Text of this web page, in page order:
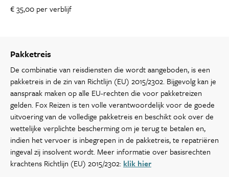
€ 35,00 per verblijf
Pakketreis
De combinatie van reisdiensten die wordt aangeboden, is een
pakketreis in de zin van Richtlijn (EU) 2015/2302. Bijgevolg kan je
aanspraak maken op alle EU-rechten die voor pakketreizen
gelden. Fox Reizen is ten volle verantwoordelijk voor de goede
uitvoering van de volledige pakketreis en beschikt ook over de
wettelijke verplichte bescherming om je terug te betalen en,
indien het vervoer is inbegrepen in de pakketreis, te repatriëren
ingeval zij insolvent wordt. Meer informatie over basisrechten
krachtens Richtlijn (EU) 2015/2302: klik hier